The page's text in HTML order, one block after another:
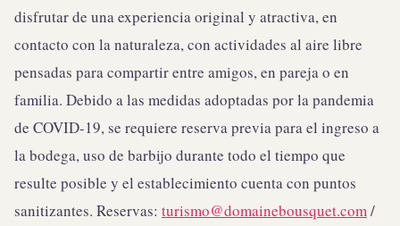
disfrutar de una experiencia original y atractiva, en
contacto con la naturaleza, con actividades al aire libre
pensadas para compartir entre amigos, en pareja o en
familia. Debido a las medidas adoptadas por la pandemia
de COVID-19, se requiere reserva previa para el ingreso a
la bodega, uso de barbijo durante todo el tiempo que
resulte posible y el establecimiento cuenta con puntos
sanitizantes. Reservas: turismo@domainebousquet.com /